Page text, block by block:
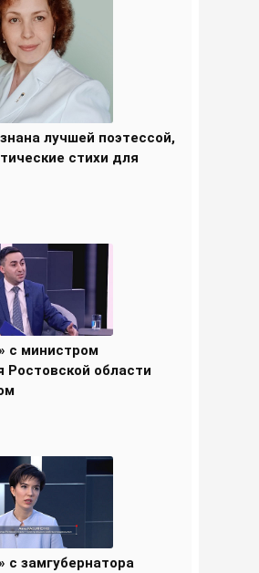
лучшей поэтессой,
стихи для
с министром
Ростовской области
с замгубернатора